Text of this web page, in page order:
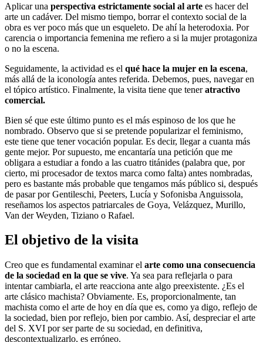
Aplicar una perspectiva estrictamente social al arte es hacer del
arte un cadáver. Del mismo tiempo, borrar el contexto social de la
obra es ver poco más que un esqueleto. De ahí la heterodoxia. Por
carencia o importancia femenina me refiero a si la mujer protagoniza
o no la escena.
Seguidamente, la actividad es el qué hace la mujer en la escena,
más allá de la iconología antes referida. Debemos, pues, navegar en
el tópico artístico. Finalmente, la visita tiene que teneratractivo
comercial.
Bien sé que este último punto es el más espinoso de los que he
nombrado. Observo que si se pretende popularizar el feminismo,
este tiene que tener vocación popular. Es decir, llegar a cuanta más
gente mejor. Por supuesto, me encantaría una petición que me
obligara a estudiar a fondo a las cuatro titánides (palabra que, por
cierto, mi procesador de textos marca como falta) antes nombradas,
pero es bastante más probable que tengamos más público si, después
de pasar por Gentileschi, Peeters, Lucía y Sofonisba Anguissola,
reseñamos los aspectos patriarcales de Goya, Velázquez, Murillo,
Van der Weyden, Tiziano o Rafael.
El objetivo de la visita
Creo que es fundamental examinar el arte como una consecuencia
de la sociedad en la que se vive. Ya sea para reflejarla o para
intentar cambiarla, el arte reacciona ante algo preexistente. ¿Es el
arte clásico machista? Obviamente. Es, proporcionalmente, tan
machista como el arte de hoy en día que es, como ya digo, reflejo de
la sociedad, bien por reflejo, bien por cambio. Así, despreciar el arte
del S. XVI por ser parte de su sociedad, en definitiva,
descontextualizarlo, es erróneo.